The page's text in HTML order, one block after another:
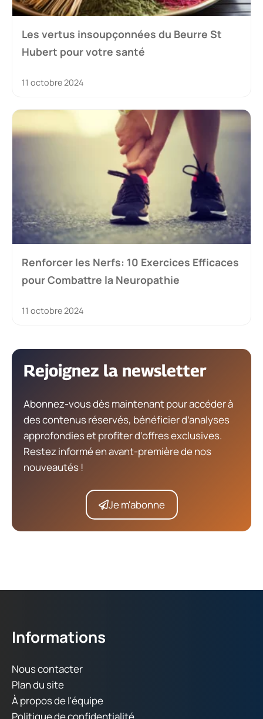
Les vertus insoupçonnées du Beurre St
Hubert pour votre santé
11 octobre 2024
Renforcer les Nerfs: 10 Exercices Efficaces
pour Combattre la Neuropathie
11 octobre 2024
Rejoignez la newsletter
Abonnez-vous dès maintenant pour accéder à
des contenus réservés, bénéficier d’analyses
approfondies et profiter d’offres exclusives.
Restez informé en avant-première de nos
nouveautés !
Je m'abonne
Informations
Nous contacter
Plan du site
À propos de l'équipe